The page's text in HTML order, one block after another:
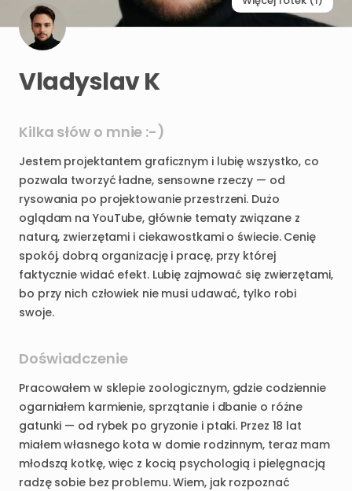
Vladyslav K
Kilka słów o mnie :-)
Jestem projektantem graficznym i lubię wszystko​,​ co
pozwala tworzyć ładne​,​ sensowne rzeczy — od
rysowania po projektowanie przestrzeni. Dużo
oglądam na YouTube​,​ głównie tematy związane z
naturą​,​ zwierzętami i ciekawostkami o świecie. Cenię
spokój​,​ dobrą organizację i pracę​,​ przy której
faktycznie widać efekt. Lubię zajmować się zwierzętami​,​
bo przy nich człowiek nie musi udawać​,​ tylko robi
swoje.
Doświadczenie
Pracowałem w sklepie zoologicznym​,​ gdzie codziennie
ogarniałem karmienie​,​ sprzątanie i dbanie o różne
gatunki — od rybek po gryzonie i ptaki. Przez 18 lat
miałemwłasnego kota w domie rodzinnym​,​ teraz mam
młodszą kotkę​,​ więc z kocią psychologią i pielęgnacją
radzę sobie bez problemu.Wiem​,​ jak rozpoznać